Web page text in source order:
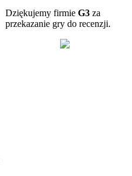
Dziękujemy firmie G3 za
przekazanie gry do recenzji.